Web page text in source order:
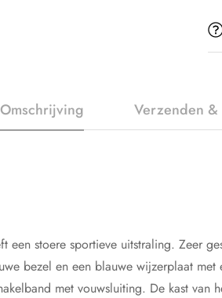
Verzenden &
een stoere sportieve uitstraling. Zeer
bezel en een blauwe wijzerplaat
met vouwsluiting. De kast